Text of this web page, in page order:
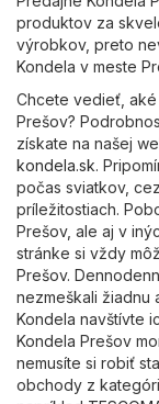
produktov za
výrobkov, preto
Kondela v meste
Chcete vedieť,
Prešov?
získate na našej
kondela.sk.
počas sviatkov,
príležitostiach.
Prešov, ale aj v
stránke si vždy
Prešov.
nezmeškali žiadnu
Kondela navštívte
Kondela Prešov
nemusíte si robiť
obchody z